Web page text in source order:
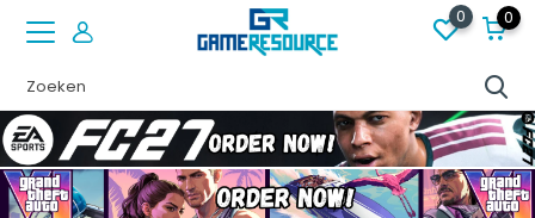
0 0